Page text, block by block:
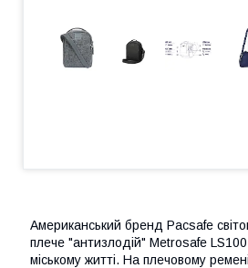
Американський бренд Pacsafe
плече "антизлодій" Metrosafe
міському житті. На плечовому